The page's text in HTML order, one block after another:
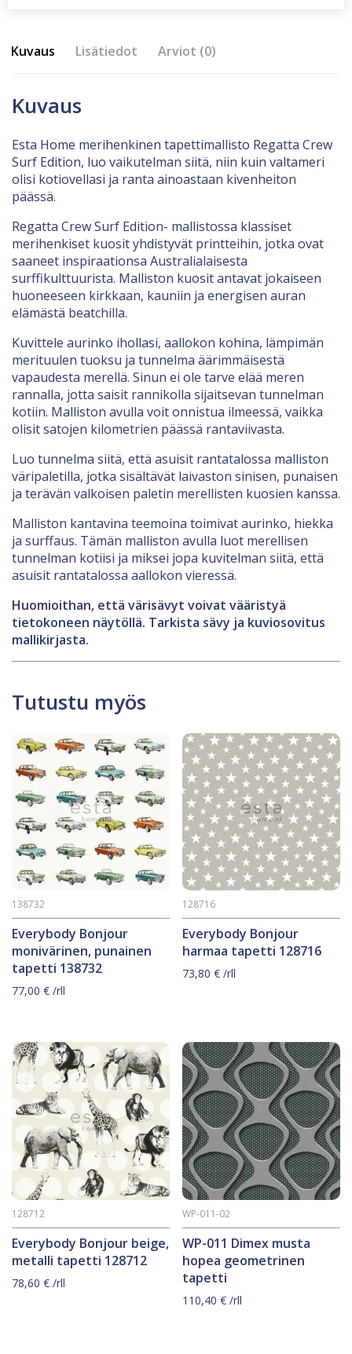
Kuvaus Lisätiedot Arviot (0)
Kuvaus
Esta Home merihenkinen tapettimallisto Regatta Crew
Surf Edition, luo vaikutelman siitä, niin kuin valtameri
olisi kotiovellasi ja ranta ainoastaan kivenheiton
päässä.
Regatta Crew Surf Edition- mallistossa klassiset
merihenkiset kuosit yhdistyvät printteihin, jotka ovat
saaneet inspiraationsa Australialaisesta
surffikulttuurista. Malliston kuosit antavat jokaiseen
huoneeseen kirkkaan, kauniin ja energisen auran
elämästä beatchilla.
Kuvittele aurinko ihollasi, aallokon kohina, lämpimän
merituulen tuoksu ja tunnelma äärimmäisestä
vapaudesta merellä. Sinun ei ole tarve elää meren
rannalla, jotta saisit rannikolla sijaitsevan tunnelman
kotiin. Malliston avulla voit onnistua ilmeessä, vaikka
olisit satojen kilometrien päässä rantaviivasta.
Luo tunnelma siitä, että asuisit rantatalossa malliston
väripaletilla, jotka sisältävät laivaston sinisen, punaisen
ja terävän valkoisen paletin merellisten kuosien kanssa.
Malliston kantavina teemoina toimivat aurinko, hiekka
ja surffaus. Tämän malliston avulla luot merellisen
tunnelman kotiisi ja miksei jopa kuvitelman siitä, että
asuisit rantatalossa aallokon vieressä.
Huomioithan, että värisävyt voivat vääristyä
tietokoneen näytöllä. Tarkista sävy ja kuviosovitus
mallikirjasta.
Tutustu myös
Everybody Bonjour
monivärinen, punainen
tapetti 138732
138732
77,00 € /rll
Everybody Bonjour
harmaa tapetti 128716
128716
73,80€ /rll
Everybody Bonjour beige,
metalli tapetti 128712
128712
78,60 € /rll
WP-011 Dimex musta
hopea geometrinen
tapetti
WP-011-02
110,40€ /rll